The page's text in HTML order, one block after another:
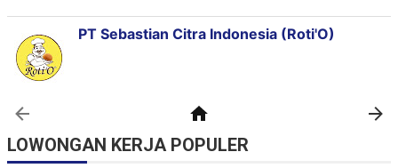
LOWONGAN KERJA POPULER